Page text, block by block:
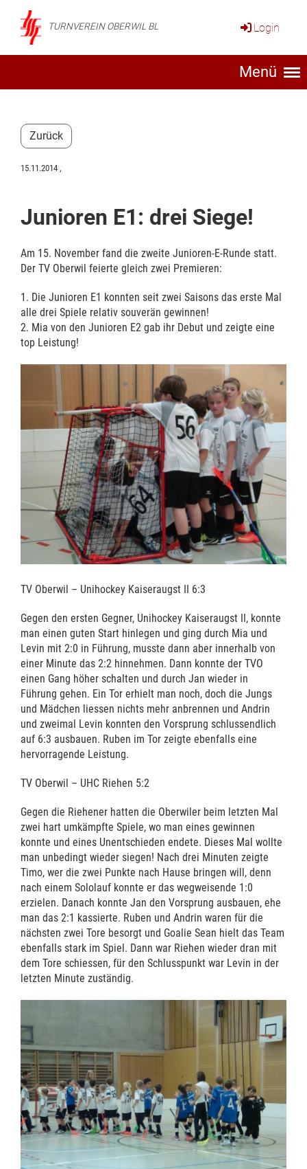
TURNVEREIN OBERWIL BL Login
Menü
Zurück
15.11.2014 ,
Junioren E1: drei Siege!
Am 15. November fand die zweite Junioren-E-Runde statt.
Der TV Oberwil feierte gleich zwei Premieren:
1. Die Junioren E1 konnten seit zwei Saisons das erste Mal
alle drei Spiele relativ souverän gewinnen!
2. Mia von den Junioren E2 gab ihr Debut und zeigte eine
top Leistung!
TV Oberwil – Unihockey Kaiseraugst II 6:3
Gegen den ersten Gegner, Unihockey Kaiseraugst II, konnte
man einen guten Start hinlegen und ging durch Mia und
Levin mit 2:0 in Führung, musste dann aber innerhalb von
einer Minute das 2:2 hinnehmen. Dann konnte der TVO
einen Gang höher schalten und durch Jan wieder in
Führung gehen. Ein Tor erhielt man noch, doch die Jungs
und Mädchen liessen nichts mehr anbrennen und Andrin
und zweimal Levin konnten den Vorsprung schlussendlich
auf 6:3 ausbauen. Ruben im Tor zeigte ebenfalls eine
hervorragende Leistung.
TV Oberwil – UHC Riehen 5:2
Gegen die Riehener hatten die Oberwiler beim letzten Mal
zwei hart umkämpfte Spiele, wo man eines gewinnen
konnte und eines Unentschieden endete. Dieses Mal wollte
man unbedingt wieder siegen! Nach drei Minuten zeigte
Timo, wer die zwei Punkte nach Hause bringen will, denn
nach einem Sololauf konnte er das wegweisende 1:0
erzielen. Danach konnte Jan den Vorsprung ausbauen, ehe
man das 2:1 kassierte. Ruben und Andrin waren für die
nächsten zwei Tore besorgt und Goalie Sean hielt das Team
ebenfalls stark im Spiel. Dann war Riehen wieder dran mit
dem Tore schiessen, für den Schlusspunkt war Levin in der
letzten Minute zuständig.